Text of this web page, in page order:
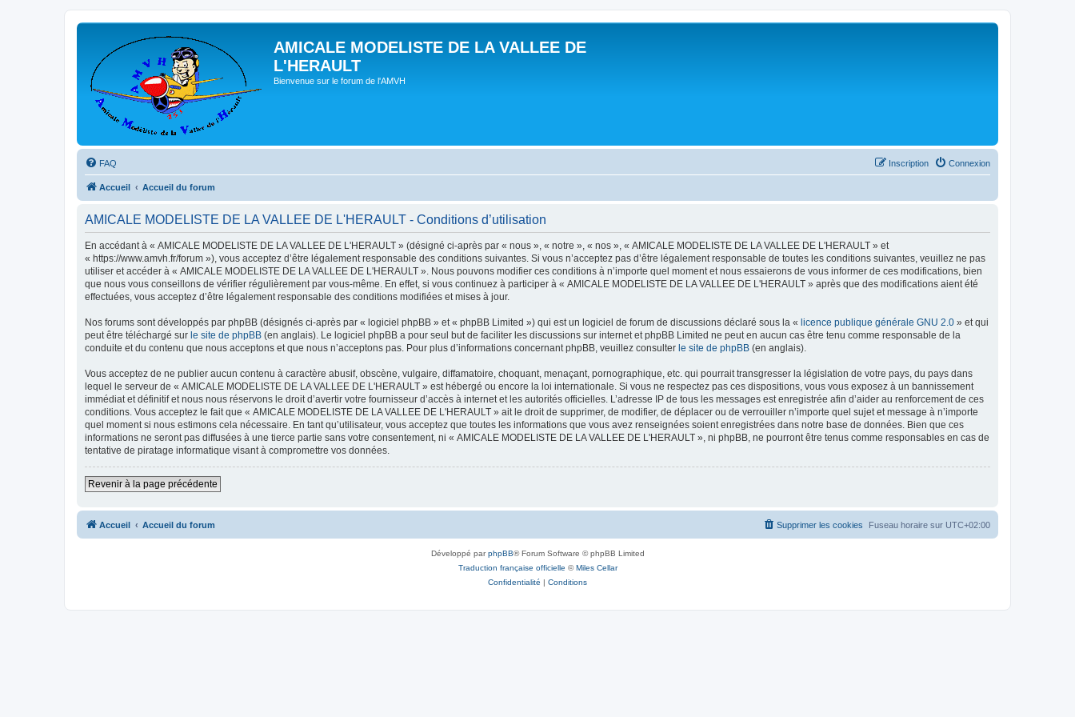
AMICALE MODELISTE DE LA VALLEE DE
L'HERAULT
Bienvenue sur le forum de l'AMVH
FAQ Connexion
Inscription
Accueil Accueil du forum
AMICALE MODELISTE DE LA VALLEE DE L'HERAULT - Conditions d’utilisation
En accédant à « AMICALE MODELISTE DE LA VALLEE DE L'HERAULT » (désigné ci-après par « nous », « notre », « nos », « AMICALE MODELISTE DE LA VALLEE DE L'HERAULT » et
« https://www.amvh.fr/forum »), vous acceptez d’être légalement responsable des conditions suivantes. Si vous n’acceptez pas d’être légalement responsable de toutes les conditions suivantes, veuillez ne pas
utiliser et accéder à « AMICALE MODELISTE DE LA VALLEE DE L'HERAULT ». Nous pouvons modifier ces conditions à n’importe quel moment et nous essaierons de vous informer de ces modifications, bien
que nous vous conseillons de vérifier régulièrement par vous-même. En effet, si vous continuez à participer à « AMICALE MODELISTE DE LA VALLEE DE L'HERAULT » après que des modifications aient été
effectuées, vous acceptez d’être légalement responsable des conditions modifiées et mises à jour.
Nos forums sont développés par phpBB (désignés ci-après par « logiciel phpBB » et « phpBB Limited ») qui est un logiciel de forum de discussions déclaré sous la « licence publique générale GNU 2.0 » et qui
peut être téléchargé sur le site de phpBB (en anglais). Le logiciel phpBB a pour seul but de faciliter les discussions sur internet et phpBB Limited ne peut en aucun cas être tenu comme responsable de la
conduite et du contenu que nous acceptons et que nous n’acceptons pas. Pour plus d’informations concernant phpBB, veuillez consulter le site de phpBB (en anglais).
Vous acceptez de ne publier aucun contenu à caractère abusif, obscène, vulgaire, diffamatoire, choquant, menaçant, pornographique, etc. qui pourrait transgresser la législation de votre pays, du pays dans
lequel le serveur de « AMICALE MODELISTE DE LA VALLEE DE L'HERAULT » est hébergé ou encore la loi internationale. Si vous ne respectez pas ces dispositions, vous vous exposez à un bannissement
immédiat et définitif et nous nous réservons le droit d’avertir votre fournisseur d’accès à internet et les autorités officielles. L’adresse IP de tous les messages est enregistrée afin d’aider au renforcement de ces
conditions. Vous acceptez le fait que « AMICALE MODELISTE DE LA VALLEE DE L'HERAULT » ait le droit de supprimer, de modifier, de déplacer ou de verrouiller n’importe quel sujet et message à n’importe
quel moment si nous estimons cela nécessaire. En tant qu’utilisateur, vous acceptez que toutes les informations que vous avez renseignées soient enregistrées dans notre base de données. Bien que ces
informations ne seront pas diffusées à une tierce partie sans votre consentement, ni « AMICALE MODELISTE DE LA VALLEE DE L'HERAULT », ni phpBB, ne pourront être tenus comme responsables en cas de
tentative de piratage informatique visant à compromettre vos données.
Revenir à la page précédente
Accueil Accueil du forum Fuseau horaire sur UTC+02:00
Supprimer les cookies
Développé parphpBB® Forum Software © phpBB Limited
Traduction française officielle ©Miles Cellar
Confidentialité | Conditions